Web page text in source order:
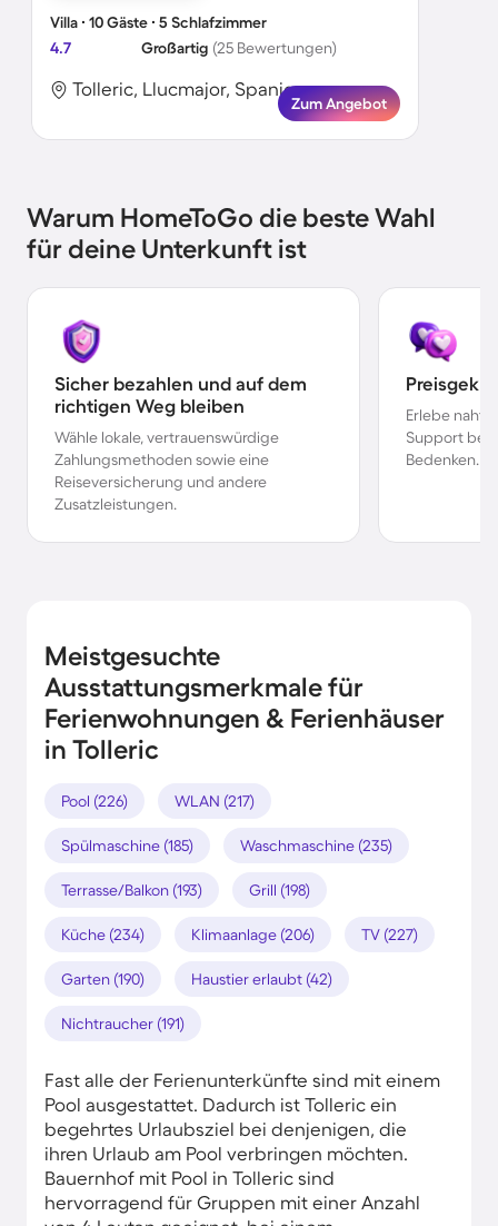
Villa ∙ 10 Gäste ∙ 5 Schlafzimmer
4.7
Großartig (25 Bewertungen)
Tolleric, Llucmajor, Spanien
Zum Angebot
Warum HomeToGo die beste Wahl
für deine Unterkunft ist
Sicher bezahlen und auf dem
richtigen Weg bleiben
Wähle lokale, vertrauenswürdige
Zahlungsmethoden sowie eine
Reiseversicherung und andere
Zusatzleistungen.
Erlebe
Support bei
Bedenken.
Meistgesuchte
Ausstattungsmerkmale für
Ferienwohnungen & Ferienhäuser
in Tolleric
Pool (226) WLAN (217)
Spülmaschine (185) Waschmaschine (235)
Terrasse/Balkon (193) Grill (198)
Küche (234) Klimaanlage (206) TV (227)
Garten (190) Haustier erlaubt (42)
Nichtraucher (191)
Fast alle der Ferienunterkünfte sind mit einem
Pool ausgestattet. Dadurch ist Tolleric ein
begehrtes Urlaubsziel bei denjenigen, die
ihren Urlaub am Pool verbringen möchten.
Bauernhof mit Pool in Tolleric sind
hervorragend für Gruppen mit einer Anzahl